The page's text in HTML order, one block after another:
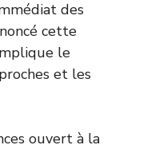
des
cette
le
et les
ouvert à la